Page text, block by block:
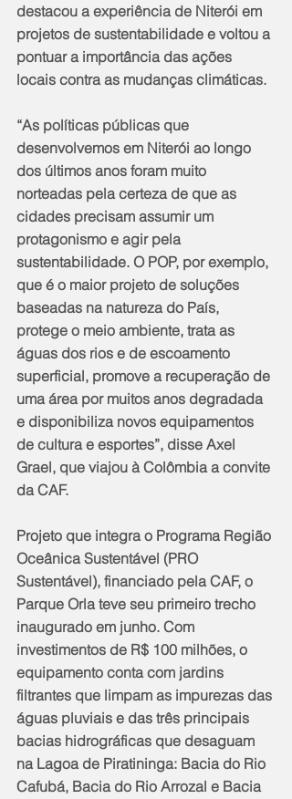
destacou a experiência de Niterói em
projetos de sustentabilidade e voltou a
pontuar a importância das ações
locais contra as mudanças climáticas.
“As políticas públicas que
desenvolvemos em Niterói ao longo
dos últimos anos foram muito
norteadas pela certeza de que as
cidades precisam assumir um
protagonismo e agir pela
sustentabilidade. O POP, por exemplo,
que é o maior projeto de soluções
baseadas na natureza do País,
protege o meio ambiente, trata as
águas dos rios e de escoamento
superficial, promove a recuperação de
uma área por muitos anos degradada
e disponibiliza novos equipamentos
de cultura e esportes”, disse Axel
Grael, que viajou à Colômbia a convite
da CAF.
Projeto que integra o Programa Região
Oceânica Sustentável (PRO
Sustentável), financiado pela CAF, o
Parque Orla teve seu primeiro trecho
inaugurado em junho. Com
investimentos de R$ 100 milhões, o
equipamento conta com jardins
filtrantes que limpam as impurezas das
águas pluviais e das três principais
bacias hidrográficas que desaguam
na Lagoa de Piratininga: Bacia do Rio
Cafubá, Bacia do Rio Arrozal e Bacia